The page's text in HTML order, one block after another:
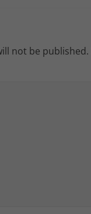
not be published.